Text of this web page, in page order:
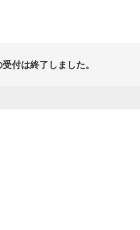
付は終了しました。